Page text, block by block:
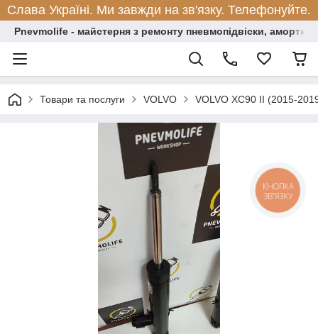
Слава Україні. Ми завжди на зв'язку. Телефонуйте.
Pnevmolife - майстерня з ремонту пневмопідвіски,
Товари та послуги VOLVO VOLVO XC90 II (2015-
КНОПКА
ЗВ'ЯЗКУ